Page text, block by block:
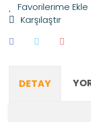
Karşılaştır
DETAY